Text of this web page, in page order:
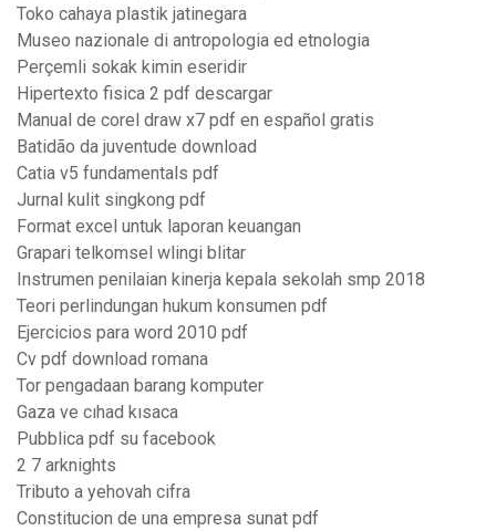
Toko cahaya plastik jatinegara
Museo nazionale di antropologia ed etnologia
Perçemli sokak kimin eseridir
Hipertexto fisica 2 pdf descargar
Manual de corel draw x7 pdf en español gratis
Batidão da juventude download
Catia v5 fundamentals pdf
Jurnal kulit singkong pdf
Format excel untuk laporan keuangan
Grapari telkomsel wlingi blitar
Instrumen penilaian kinerja kepala sekolah smp 2018
Teori perlindungan hukum konsumen pdf
Ejercicios para word 2010 pdf
Cv pdf download romana
Tor pengadaan barang komputer
Gaza ve cıhad kısaca
Pubblica pdf su facebook
2 7 arknights
Tributo a yehovah cifra
Constitucion de una empresa sunat pdf